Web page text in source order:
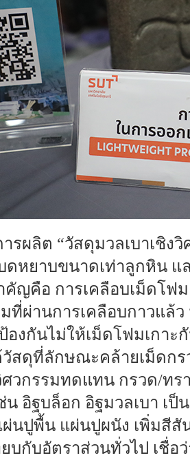
ผลิต “วัสดุมวลเบาเชิงวิ
ดหยาบขนาดเท่าลูกหิน แ
ญคือ การเคลือบเม็ดโ
ที่ผ่านการเคลือบกาวแล้
องกันไม่ให้เม็ดโฟมเกาะ
สดุที่ลักษณะคล้ายเม็ดกร
ศวกรรมทดแทน กรวด/ท
น อิฐบล็อก อิฐมวลเบา เ
นปูพื้น แผ่นปูผนัง เพิ่มสี
บกับอัตราส่วนทั่วไป เชื่อ